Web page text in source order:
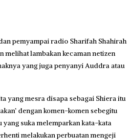
pemyampai radio Sharifah Shahirah
melihat lambakan kecaman netizen
yang juga penyanyi Auddra atau
yang mesra disapa sebagai Shiera itu
dengan komen-komen sebegitu
suka melemparkan kata-kata
melakukan perbuatan mengeji